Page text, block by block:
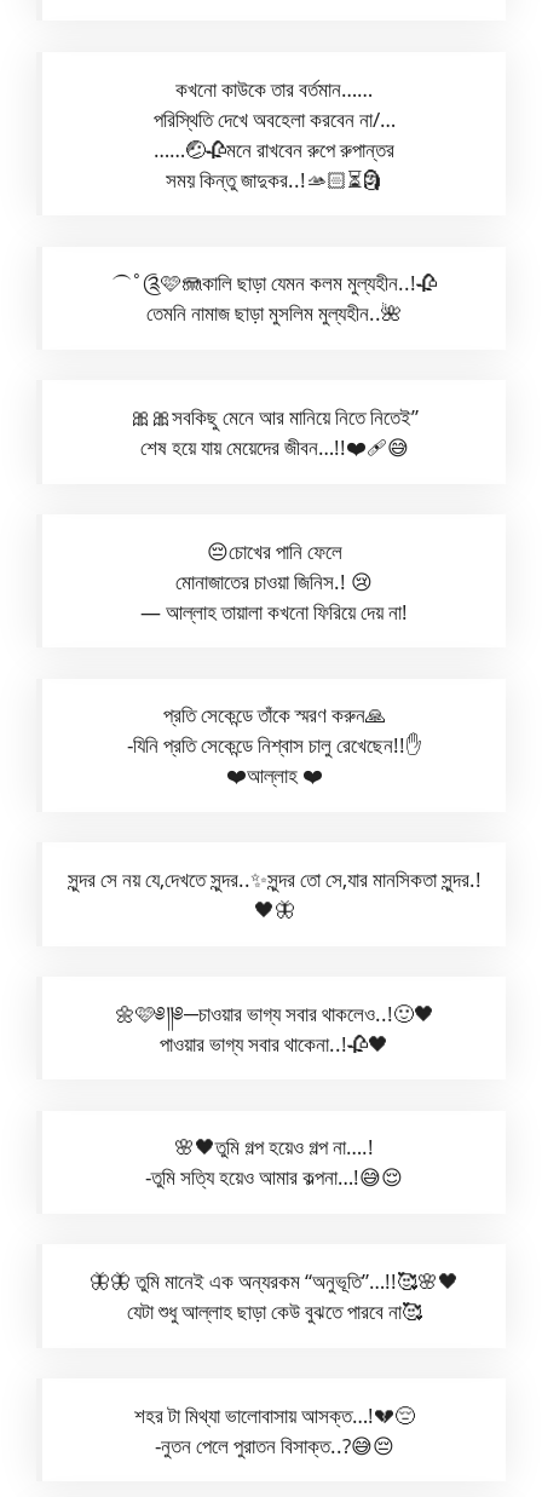
কখনো কাউকে তার বর্তমান……
পরিস্থিতি দেখে অবহেলা করবেন না/…
……🤕🥀মনে রাখবেন রুপে রুপান্তর
সময় কিন্তু জাদুকর..!🫴🏻⏳🗿
⏜˚༊🩷🪼কালি ছাড়া যেমন কলম মুল্যহীন..!🥀
তেমনি নামাজ ছাড়া মুসলিম মুল্যহীন..🌺
🎀🎀সবকিছু মেনে আর মানিয়ে নিতে নিতেই”
শেষ হয়ে যায় মেয়েদের জীবন…!!❤️‍🩹😅
😔চোখের পানি ফেলে
মোনাজাতের চাওয়া জিনিস.! 😢
— আল্লাহ তায়ালা কখনো ফিরিয়ে দেয় না!
প্রতি সেকেন্ডে তাঁকে স্মরণ করুন🙏
-যিনি প্রতি সেকেন্ডে নিশ্বাস চালু রেখেছেন!!✋
❤️আল্লাহ ❤️
সুন্দর সে নয় যে,দেখতে সুন্দর..✨সুন্দর তো সে,যার মানসিকতা সুন্দর.!
🖤🦋
🌼🩷༅༎༅─চাওয়ার ভাগ্য সবার থাকলেও..!🙂🖤
পাওয়ার ভাগ্য সবার থাকেনা..!🥀🖤
🌸🖤তুমি গল্প হয়েও গল্প না….!
-তুমি সত্যি হয়েও আমার কল্পনা…!😅😌
🦋🦋 তুমি মানেই এক অন্যরকম “অনুভূতি”…!!🥰🌸🖤
যেটা শুধু আল্লাহ ছাড়া কেউ বুঝতে পারবে না🥰
শহর টা মিথ্যা ভালোবাসায় আসক্ত…!💔😔
-নুতন পেলে পুরাতন বিসাক্ত..?😅😔